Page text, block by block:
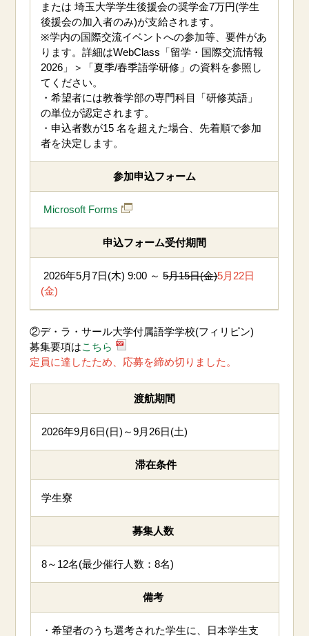
または 埼玉大学学生後援会の奨学金7万円(学生
後援会の加入者のみ)が支給されます。
※学内の国際交流イベントへの参加等、要件があ
ります。詳細はWebClass「留学・国際交流情報
2026」
＞「夏季/春季語学研修」の資料を参照し
てください。
・希望者には教養学部の専門科目「研修英語」
の単位が認定されます。
・ 申込者数が15 名を超えた場合、先着順で参加
者を決定します。
参加申込フォーム
Microsoft Forms
申込フォーム受付期間
2026年5月7日(木) 9:00 ～5月15日(金)5月22日
(金)
②デ・ラ・サール大学付属語学学校(フィリピン)
募集要項はこちら
定員に達したため、応募を締め切りました。
渡航期間
2026年9月6日(日)～9月26日(土)
滞在条件
学生寮
募集人数
8～ 12名(最少催行人数：8名)
備考
・ 希望者のうち選考された学生に、日本学生支